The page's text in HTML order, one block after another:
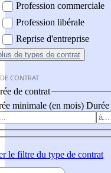
Profession commerciale
Profession libérale
Reprise d'entreprise
de types de contrat
CONTRAT
de contrat
minimale (en mois)
le filtre du type de contrat